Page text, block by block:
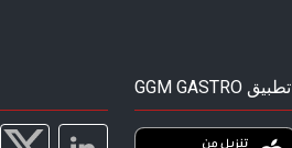
GGM GASTRO تطبيق